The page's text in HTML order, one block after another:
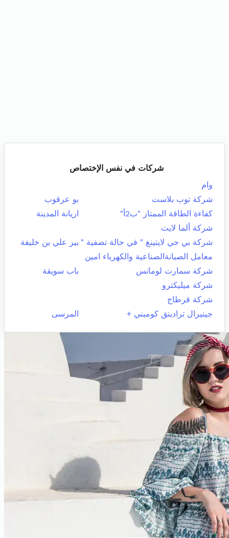
شركات في نفس الإختصاص
وام
شركة توب بلاست
بو عرقوب
كفاءة الطاقة الممتاز "ب2أ"
اريانة المدينة
شركة ألما لايت
شركة بي جي لايتينغ " في حالة تصفية " بير علي بن خليفة
معامل الصيانةالصناعية والكهرباء امين
شركة سمارت لومانس
باب سويقة
شركة ميليكترو
شركة قرطاج
جينيرال ترادينق كومبني +
المرسى